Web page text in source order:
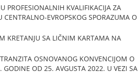
PROFESIONALNIH KVALIFIKACIJA ZA
EVROPSKOG SPORAZUMA O
KRETANJU SA LIČNIM KARTAMA NA
OSNOVANOG KONVENCIJOM O
GODINE OD 25. AVGUSTA 2022. U VEZI SA